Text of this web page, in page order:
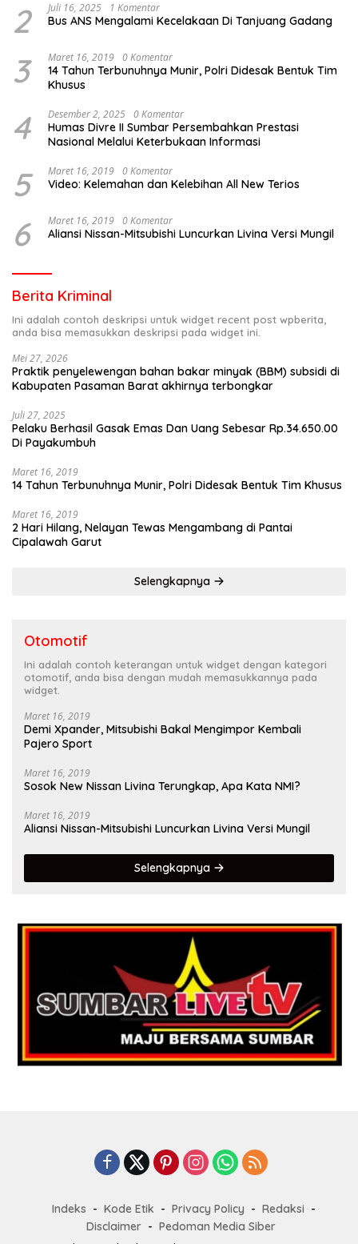
2 Juli 16, 2025 1 Komentar
Bus ANS Mengalami Kecelakaan Di Tanjuang Gadang
3 Maret 16, 2019 0 Komentar
14 Tahun Terbunuhnya Munir, Polri Didesak Bentuk Tim
Khusus
4 Desember 2, 2025 0 Komentar
Humas Divre II Sumbar Persembahkan Prestasi
Nasional Melalui Keterbukaan Informasi
5 Maret 16, 2019 0 Komentar
Video: Kelemahan dan Kelebihan All New Terios
6 Maret 16, 2019 0 Komentar
Aliansi Nissan-Mitsubishi Luncurkan Livina Versi Mungil
Berita Kriminal
Ini adalah contoh deskripsi untuk widget recent post wpberita,
anda bisa memasukkan deskripsi pada widget ini.
Mei 27, 2026
Praktik penyelewengan bahan bakar minyak (BBM) subsidi di
Kabupaten Pasaman Barat akhirnya terbongkar
Juli 27, 2025
Pelaku Berhasil Gasak Emas Dan Uang Sebesar Rp.34.650.00
Di Payakumbuh
Maret 16, 2019
14 Tahun Terbunuhnya Munir, Polri Didesak Bentuk Tim Khusus
Maret 16, 2019
2 Hari Hilang, Nelayan Tewas Mengambang di Pantai
Cipalawah Garut
Selengkapnya
Otomotif
Ini adalah contoh keterangan untuk widget dengan kategori
otomotif, anda bisa dengan mudah memasukkannya pada
widget.
Maret 16, 2019
Demi Xpander, Mitsubishi Bakal Mengimpor Kembali
Pajero Sport
Maret 16, 2019
Sosok New Nissan Livina Terungkap, Apa Kata NMI?
Maret 16, 2019
Aliansi Nissan-Mitsubishi Luncurkan Livina Versi Mungil
Selengkapnya
Indeks Kode Etik Privacy Policy
Redaksi
Disclaimer
Pedoman Media Siber